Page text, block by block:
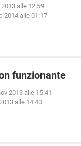
alle 12:59
2014 alle 01:17
funzionante
2013 alle 15:41
alle 14:40